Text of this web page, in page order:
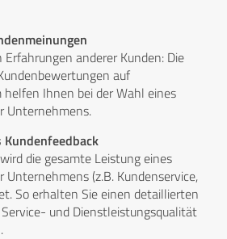
Erfahrungen anderer Kunden: Die
auf
helfen Ihnen bei der Wahl eines
Unternehmens.
die gesamte Leistung eines
Unternehmens (z.B. Kundenservice,
So erhalten Sie einen detaillierten
Service- und Dienstleistungsqualität